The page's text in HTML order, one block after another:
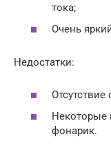
тока;
Очень
Недостатки:
Некоторые
фонарик.